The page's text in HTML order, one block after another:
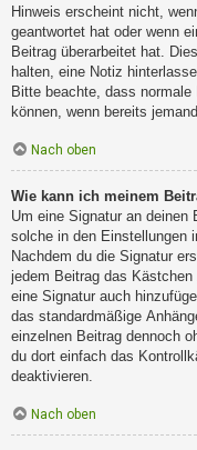
Hinweis erscheint nicht,
geantwortet hat oder wenn
Beitrag überarbeitet hat.
halten, eine Notiz
Bitte beachte, dass
können, wenn bereits
Nach oben
Wie kann ich meinem
Um eine Signatur an
solche in den Einstellungen
Nachdem du die Signatur
jedem Beitrag das Kästchen
eine Signatur auch
das standardmäßige
einzelnen Beitrag dennoch
du dort einfach das
deaktivieren.
Nach oben